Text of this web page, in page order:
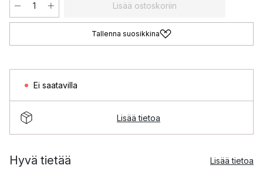
Lisää ostoskoriin
Tallenna suosikkina
Ei saatavilla
Lisää tietoa
Hyvä tietää Lisää tietoa